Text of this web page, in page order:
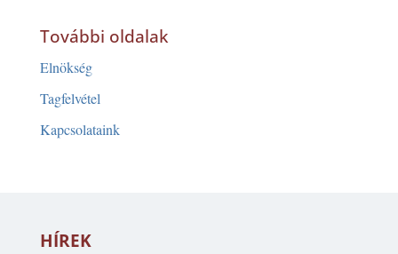
További oldalak
Elnökség
Tagfelvétel
Kapcsolataink
HÍREK